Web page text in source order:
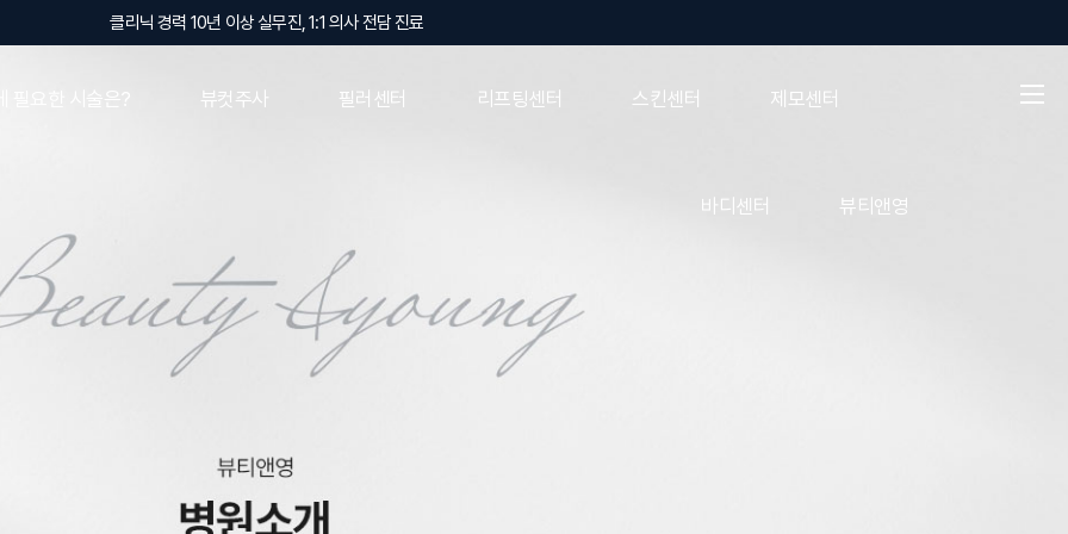
클리닉 경력 10년 이상 실무진, 1:1 의사 전담 진료
뷰컷주사 필러센터 리프팅센터 스킨센터 제모센터
바디센터 뷰티앤영